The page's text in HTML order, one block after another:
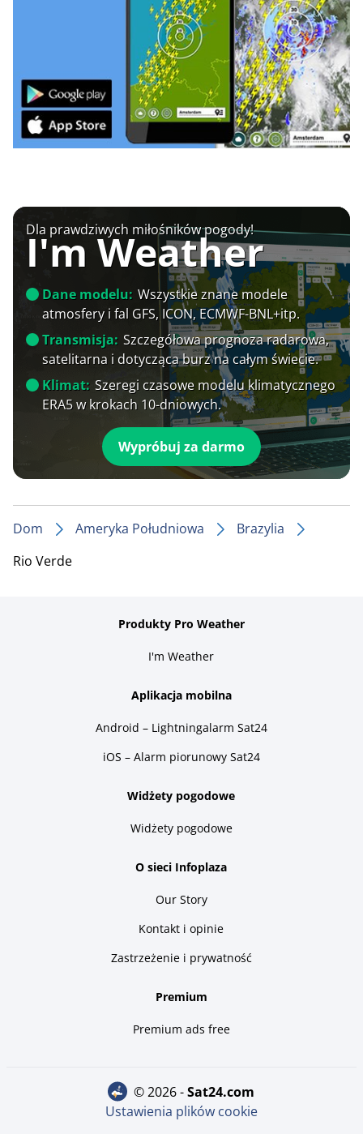
Dla prawdziwych miłośników pogody!
I'm Weather
Dane modelu: Wszystkie znane modele
atmosfery i fal GFS, ICON, ECMWF-BNL+itp.
Transmisja: Szczegółowa prognoza radarowa,
satelitarna i dotycząca burz na całym świecie.
Klimat: Szeregi czasowe modelu klimatycznego
ERA5 w krokach 10-dniowych.
Wypróbuj za darmo
Dom Ameryka Południowa
Brazylia
Rio Verde
Produkty Pro Weather
I'm Weather
Aplikacja mobilna
Android – Lightningalarm Sat24
iOS – Alarm piorunowy Sat24
Widżety pogodowe
Widżety pogodowe
O sieci Infoplaza
Our Story
Kontakt i opinie
Zastrzeżenie i prywatność
Premium
Premium ads free
© 2026 - sat24.com
Ustawienia plików cookie